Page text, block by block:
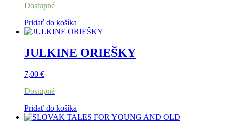
Dostupné
Pridať do košíka
JULKINE ORIEŠKY
7,00 €
Dostupné
Pridať do košíka